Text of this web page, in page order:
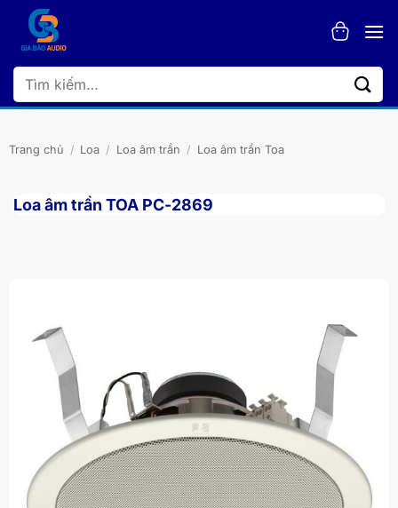
dung
Tìm
kiếm:
Trang chủ / Loa / Loa âm trần / Loa âm trần Toa
Loa âm trần TOA PC-2869